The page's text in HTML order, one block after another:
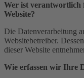
Wer ist verantwortlich
Website?
Die Datenverarbeitung
Websitebetreiber.
dieser Website
Wie erfassen wir Ihre